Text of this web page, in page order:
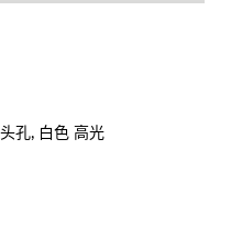
孔, 白色 高光